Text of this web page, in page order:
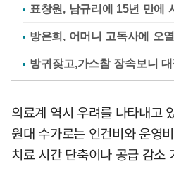
표창원, 남규리에 15년 만
방은희, 어머니 고독사에 오
의료계 역시 우려를 나타내고
원대 수가로는 인건비와 운영
치료 시간 단축이나 공급 감소